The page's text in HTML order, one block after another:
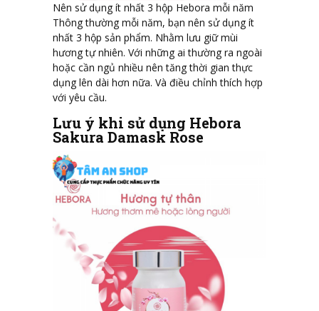
Nên sử dụng ít nhất 3 hộp Hebora mỗi năm
Thông thường mỗi năm, bạn nên sử dụng ít
nhất 3 hộp sản phẩm. Nhằm lưu giữ mùi
hương tự nhiên. Với những ai thường ra ngoài
hoặc cần ngủ nhiều nên tăng thời gian thực
dụng lên dài hơn nữa. Và điều chỉnh thích hợp
với yêu cầu.
Lưu ý khi sử dụng Hebora
Sakura Damask Rose